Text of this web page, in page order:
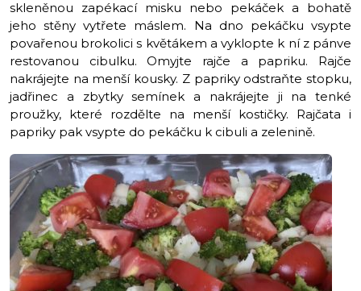
skleněnou zapékací misku nebo pekáček a bohatě
jeho stěny vytřete máslem. Na dno pekáčku vsypte
povařenou brokolici s květákem a vyklopte k ní z pánve
restovanou cibulku. Omyjte rajče a papriku. Rajče
nakrájejte na menší kousky. Z papriky odstraňte stopku,
jadřinec a zbytky semínek a nakrájejte ji na tenké
proužky, které rozdělte na menší kostičky. Rajčata i
papriky pak vsypte do pekáčku k cibuli a zelenině.